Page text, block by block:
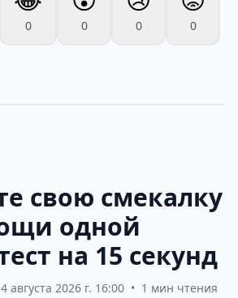
0 0 0 0
свою смекалку
одной
на 15 секунд
4 августа 2026 г. 16:00 • 1 мин чтения